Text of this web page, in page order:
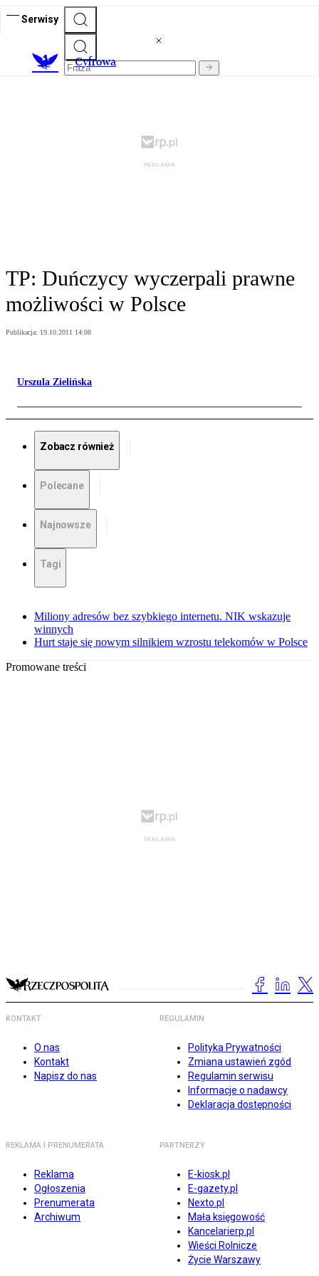
Serwisy
Cyfrowa
TP: Duńczycy wyczerpali prawne
możliwości w Polsce
Publikacja: 19.10.2011 14:08
Urszula Zielińska
Zobacz również
Polecane
Najnowsze
Tagi
Miliony adresów bez szybkiego internetu. NIK wskazuje
winnych
Hurt staje się nowym silnikiem wzrostu telekomów w Polsce
Promowane treści
KONTAKT
O nas
Kontakt
Napisz do nas
REGULAMIN
Polityka Prywatności
Zmiana ustawień zgód
Regulamin serwisu
Informacje o nadawcy
Deklaracja dostępności
REKLAMA I PRENUMERATA
Reklama
Ogłoszenia
Prenumerata
Archiwum
PARTNERZY
E-kiosk.pl
E-gazety.pl
Nexto.pl
Mała księgowość
Kancelarierp.pl
Wieści Rolnicze
Życie Warszawy